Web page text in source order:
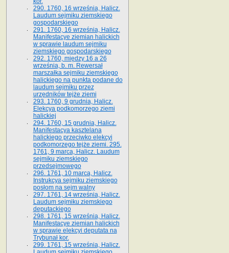
290. 1760, 16 września, Halicz.
Laudum sejmiku ziemskiego
gospodarskiego
291. 1760, 16 września, Halicz.
Manifestacye ziemian halickich
w sprawie laudum sejmiku
ziemskiego gospodarskiego
292. 1760, między 16 a 26
września, b. m. Rewersał
marszałka sejmiku ziemskiego
halickiego na punkta podane do
laudum sejmiku przez
urzędników tejże ziemi
293. 1760, 9 grudnia, Halicz.
Elekcya podkomorzego ziemi
halickiej
294. 1760, 15 grudnia, Halicz.
Manifestacya kasztelana
halickiego przeciwko elekcyi
podkomorzego tejże ziemi. 295.
1761, 9 marca, Halicz. Laudum
sejmiku ziemskiego
przedsejmowego
296. 1761, 10 marca, Halicz.
Instrukcya sejmiku ziemskiego
posłom na sejm walny
297. 1761, 14 września, Halicz.
Laudum sejmiku ziemskiego
deputackiego
298. 1761, 15 września, Halicz.
Manifestacye ziemian halickich
w sprawie elekcyi deputata na
Trybunał kor.
299. 1761, 15 września, Halicz.